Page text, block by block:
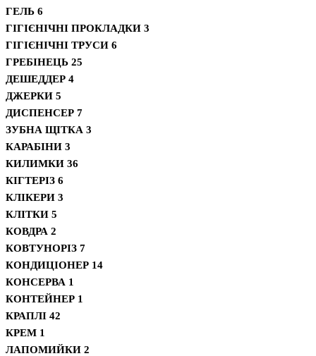
ГЕЛЬ 6
ГІГІЄНІЧНІ ПРОКЛАДКИ 3
ГІГІЄНІЧНІ ТРУСИ 6
ГРЕБІНЕЦЬ 25
ДЕШЕДДЕР 4
ДЖЕРКИ 5
ДИСПЕНСЕР 7
ЗУБНА ЩІТКА 3
КАРАБІНИ 3
КИЛИМКИ 36
КІГТЕРІЗ 6
КЛІКЕРИ 3
КЛІТКИ 5
КОВДРА 2
КОВТУНОРІЗ 7
КОНДИЦІОНЕР 14
КОНСЕРВА 1
КОНТЕЙНЕР 1
КРАПЛІ 42
КРЕМ 1
ЛАПОМИЙКИ 2